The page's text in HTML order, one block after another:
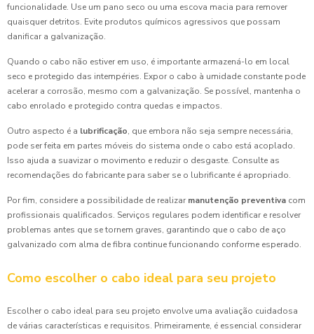
funcionalidade. Use um pano seco ou uma escova macia para remover
quaisquer detritos. Evite produtos químicos agressivos que possam
danificar a galvanização.
Quando o cabo não estiver em uso, é importante armazená-lo em local
seco e protegido das intempéries. Expor o cabo à umidade constante pode
acelerar a corrosão, mesmo com a galvanização. Se possível, mantenha o
cabo enrolado e protegido contra quedas e impactos.
Outro aspecto é a lubrificação, que embora não seja sempre necessária,
pode ser feita em partes móveis do sistema onde o cabo está acoplado.
Isso ajuda a suavizar o movimento e reduzir o desgaste. Consulte as
recomendações do fabricante para saber se o lubrificante é apropriado.
Por fim, considere a possibilidade de realizar manutenção preventiva com
profissionais qualificados. Serviços regulares podem identificar e resolver
problemas antes que se tornem graves, garantindo que o cabo de aço
galvanizado com alma de fibra continue funcionando conforme esperado.
Como escolher o cabo ideal para seu projeto
Escolher o cabo ideal para seu projeto envolve uma avaliação cuidadosa
de várias características e requisitos. Primeiramente, é essencial considerar